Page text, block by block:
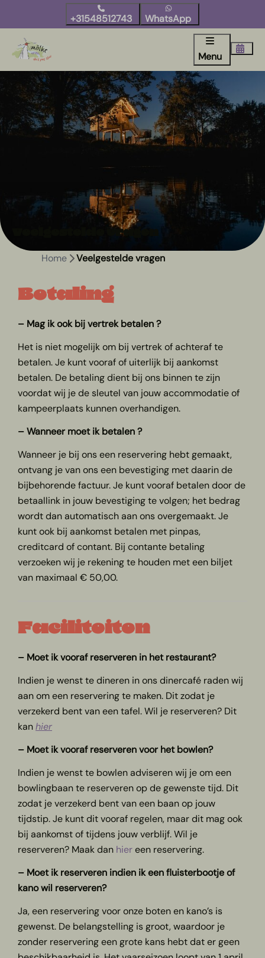
+31548512743 WhatsApp
Menu
Veelgestelde vragen
Home Veelgestelde vragen
Betaling
– Mag ik ook bij vertrek betalen ?
Het is niet mogelijk om bij vertrek of achteraf te
betalen. Je kunt vooraf of uiterlijk bij aankomst
betalen. De betaling dient bij ons binnen te zijn
voordat wij je de sleutel van jouw accommodatie of
kampeerplaats kunnen overhandigen.
– Wanneer moet ik betalen ?
Wanneer je bij ons een reservering hebt gemaakt,
ontvang je van ons een bevestiging met daarin de
bijbehorende factuur. Je kunt vooraf betalen door de
betaallink in jouw bevestiging te volgen; het bedrag
wordt dan automatisch aan ons overgemaakt. Je
kunt ook bij aankomst betalen met pinpas,
creditcard of contant. Bij contante betaling
verzoeken wij je rekening te houden met een biljet
van maximaal € 50,00.
Faciliteiten
– Moet ik vooraf reserveren in het restaurant?
Indien je wenst te dineren in ons dinercafé raden wij
aan om een reservering te maken. Dit zodat je
verzekerd bent van een tafel. Wil je reserveren? Dit
kanhier
– Moet ik vooraf reserveren voor het bowlen?
Indien je wenst te bowlen adviseren wij je om een
bowlingbaan te reserveren op de gewenste tijd. Dit
zodat je verzekerd bent van een baan op jouw
tijdstip. Je kunt dit vooraf regelen, maar dit mag ook
bij aankomst of tijdens jouw verblijf. Wil je
reserveren? Maak dan hiereen reservering.
– Moet ik reserveren indien ik een fluisterbootje of
kano wil reserveren?
Ja, een reservering voor onze boten en kano’s is
gewenst. De belangstelling is groot, waardoor je
zonder reservering een grote kans hebt dat er geen